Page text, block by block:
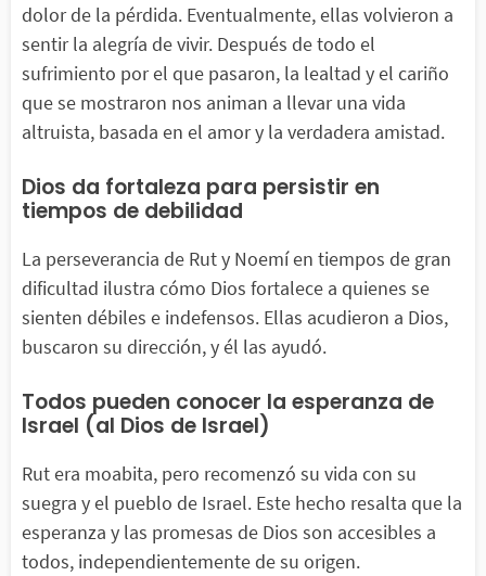
dolor de la pérdida. Eventualmente, ellas volvieron a
sentir la alegría de vivir. Después de todo el
sufrimiento por el que pasaron, la lealtad y el cariño
que se mostraron nos animan a llevar una vida
altruista, basada en el amor y la verdadera amistad.
Dios da fortaleza para persistir en
tiempos de debilidad
La perseverancia de Rut y Noemí en tiempos de gran
dificultad ilustra cómo Dios fortalece a quienes se
sienten débiles e indefensos. Ellas acudieron a Dios,
buscaron su dirección, y él las ayudó.
Todos pueden conocer la esperanza de
Israel (al Dios de Israel)
Rut era moabita, pero recomenzó su vida con su
suegra y el pueblo de Israel. Este hecho resalta que la
esperanza y las promesas de Dios son accesibles a
todos, independientemente de su origen.